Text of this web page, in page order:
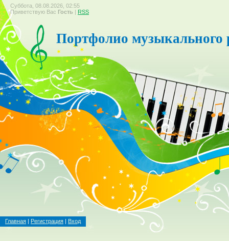
Суббота, 08.08.2026, 02:55
Приветствую Вас Гость | RSS
Портфолио музыкального
Главная | Регистрация | Вход